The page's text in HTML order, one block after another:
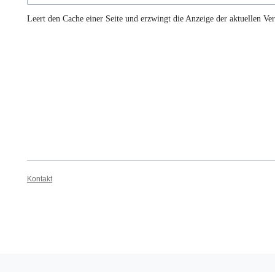
Leert den Cache einer Seite und erzwingt die Anzeige der aktuellen
Kontakt